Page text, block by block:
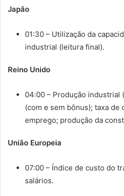
Japão
01:30 – Utilização da
industrial (leitura final).
Reino Unido
04:00 – Produção industrial
(com e sem bônus); taxa de
emprego; produção da
União Europeia
07:00 – Índice de custo do
salários.